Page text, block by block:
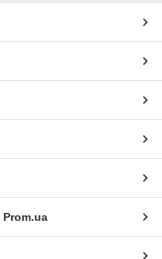
Prom.ua